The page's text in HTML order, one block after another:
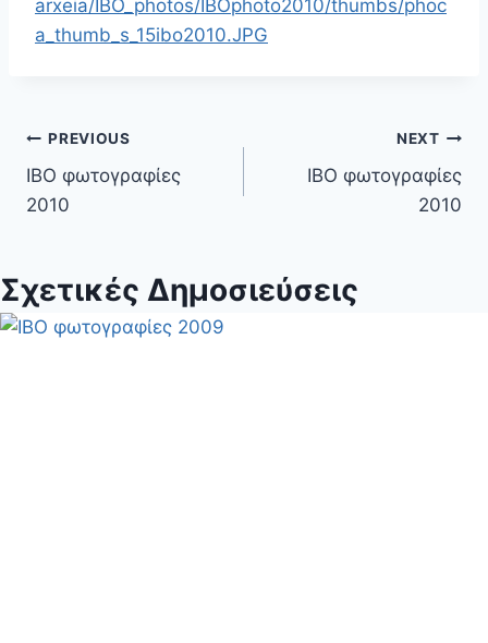
arxeia/IBO_photos/IBOphoto2010/thumbs/phoc
a_thumb_s_15ibo2010.JPG
Πλοήγηση
άρθρων
PREVIOUS
IBO φωτογραφίες
2010
NEXT
IBO φωτογραφίες
2010
Σχετικές Δημοσιεύσεις